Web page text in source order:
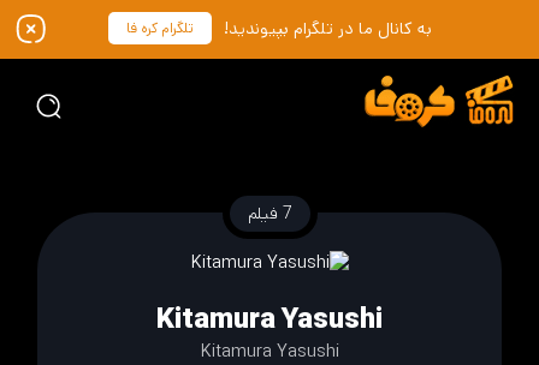
به کانال ما در تلگرام بپیوندید! تلگرام کره فا
7 فیلم
Kitamura Yasushi
Kitamura Yasushi